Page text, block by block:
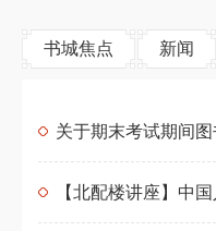
书城焦点 新闻